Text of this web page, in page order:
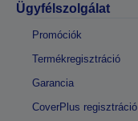
Ügyfélszolgálat
Promóciók
Termékregisztráció
Garancia
CoverPlus regisztráció